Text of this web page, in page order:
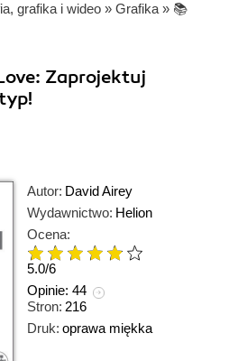
grafika i wideo » Grafika » 📚
Zaprojektuj
Autor: David Airey
Wydawnictwo: Helion
Ocena:
5.0/6
Opinie: 44
Stron: 216
Druk: oprawa miękka